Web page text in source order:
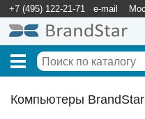
+7 (495) 122-21-71 e-mail
Компьютеры